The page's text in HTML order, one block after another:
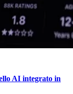
AI integrato in